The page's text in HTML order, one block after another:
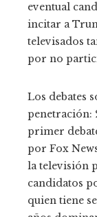
eventual
incitar a
televisados
por no
Los debates
penetración:
primer
por Fox
la televisión
candidatos
quien tiene